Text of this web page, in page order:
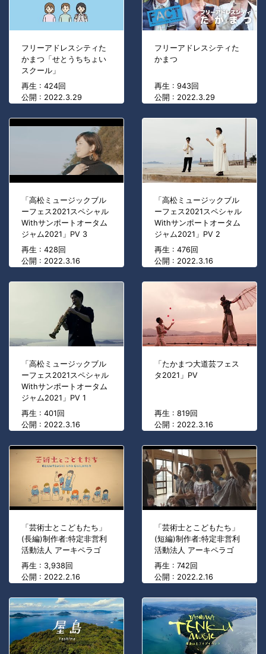
フリーアドレスシティた
かまつ「せとうちちょい
スクール」
再生 : 424回
公開 : 2022.3.29
フリーアドレスシティた
かまつ
再生 : 943回
公開 : 2022.3.29
「高松ミュージックブル
ーフェス2021スペシャル
Withサンポートオータム
ジャム2021」PV 3
再生 : 428回
公開 : 2022.3.16
「高松ミュージックブル
ーフェス2021スペシャル
Withサンポートオータム
ジャム2021」PV 2
再生 : 476回
公開 : 2022.3.16
「高松ミュージックブル
ーフェス2021スペシャル
Withサンポートオータム
ジャム2021」PV 1
再生 : 401回
公開 : 2022.3.16
「たかまつ大道芸フェス
タ2021」PV
再生 : 819回
公開 : 2022.3.16
「芸術士とこどもたち」
(長編)制作者:特定非営利
活動法人 アーキペラゴ
再生 : 3,938回
公開 : 2022.2.16
「芸術士とこどもたち」
(短編)制作者:特定非営利
活動法人 アーキペラゴ
再生 : 742回
公開 : 2022.2.16